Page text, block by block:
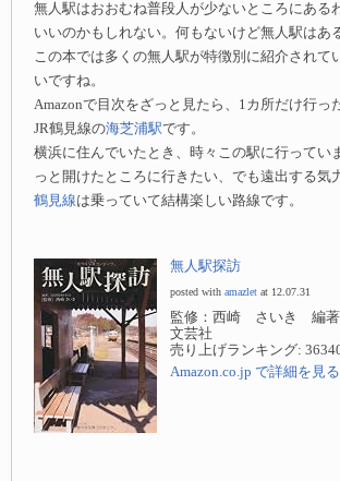
無人駅はおおむね普段人が少ないところにあ
いいのかもしれない。何もないけど無人駅は
この本では多くの無人駅が特徴別に紹介され
いですね。
Amazonで目次をざっと見たら、1カ所だけ行
JR鶴見線の海芝浦駅です。
横浜に住んでいたとき、時々この駅に行って
っと開けたところに行きたい、でも遠出する
鶴見線は乗っていて結構楽しい路線です。
無人駅探訪
posted with amazlet at 12.07.31
監修：西崎 さいき 編著
文芸社
売り上げランキング:
Amazon.co.jp で詳細を見る